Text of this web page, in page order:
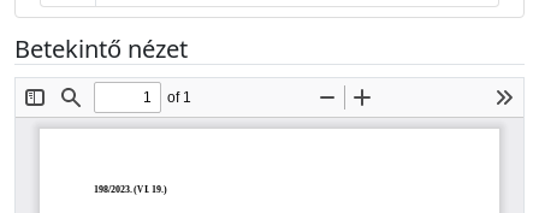
Betekintő nézet